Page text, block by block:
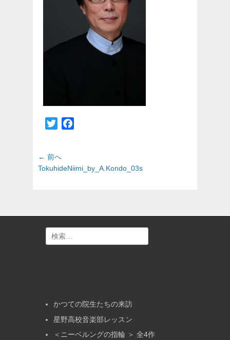
Twitter
投
稿
ー
シ
ョ
← 前へ
の
TokuhideNiimi_by_A.Kondo_03s
索:
かつての院生たちの来訪
星野高校音楽部レッスン
＜ニーベルングの指輪 ＞ 全4作